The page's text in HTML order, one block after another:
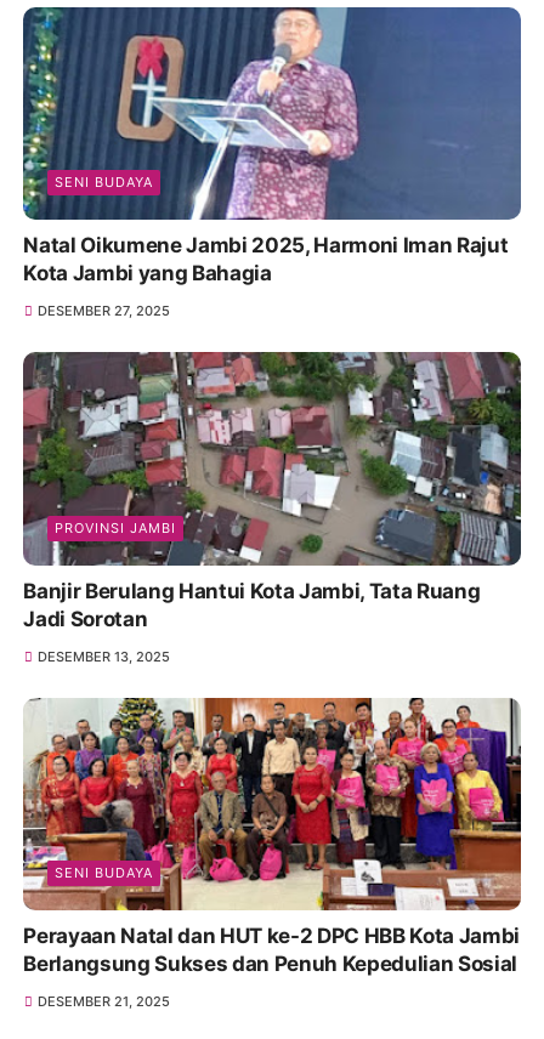
SENI BUDAYA
Natal Oikumene Jambi 2025, Harmoni Iman Rajut
Kota Jambi yang Bahagia
DESEMBER 27, 2025
PROVINSI JAMBI
Banjir Berulang Hantui Kota Jambi, Tata Ruang
Jadi Sorotan
DESEMBER 13, 2025
SENI BUDAYA
Perayaan Natal dan HUT ke-2 DPC HBB Kota Jambi
Berlangsung Sukses dan Penuh Kepedulian Sosial
DESEMBER 21, 2025